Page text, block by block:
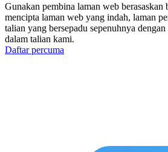
Gunakan pembina laman web
mencipta laman web yang indah, laman
talian yang bersepadu sepenuhnya
dalam talian kami.
Daftar percuma